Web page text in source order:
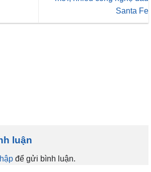
Santa Fe
luận
để gửi bình luận.